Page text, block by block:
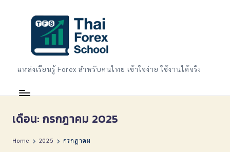
แหล่งเรียนรู้ Forex สำหรับคนไทย เข้าใจง่าย ใช้งานได้จริง
เดือน:กรกฎาคม 2025
Home 2025 กรกฎาคม